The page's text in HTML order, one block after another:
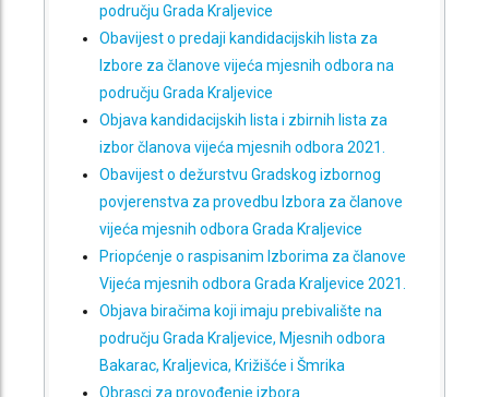
području Grada Kraljevice
Obavijest o predaji kandidacijskih lista za
Izbore za članove vijeća mjesnih odbora na
području Grada Kraljevice
Objava kandidacijskih lista i zbirnih lista za
izbor članova vijeća mjesnih odbora 2021.
Obavijest o dežurstvu Gradskog izbornog
povjerenstva za provedbu Izbora za članove
vijeća mjesnih odbora Grada Kraljevice
Priopćenje o raspisanim Izborima za članove
Vijeća mjesnih odbora Grada Kraljevice 2021.
Objava biračima koji imaju prebivalište na
području Grada Kraljevice, Mjesnih odbora
Bakarac, Kraljevica, Križišće i Šmrika
Obrasci za provođenje izbora